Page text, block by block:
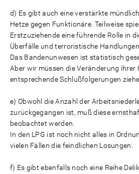
Es gibt auch eine verstärkte
Hetze gegen Funktionäre. Teilweise
Erstzuziehende eine führende Rolle in
Überfälle und terroristische Handlungen
Das Bandenunwesen ist statistisch
Aber wir müssen die Veränderung ihrer
entsprechende Schlußfolgerungen
Obwohl die Anzahl der
zurückgegangen ist, muß diese
beobachtet werden.
In den LPG ist noch nicht alles in
vielen Fällen die feindlichen Losungen.
Es gibt ebenfalls noch eine Reihe